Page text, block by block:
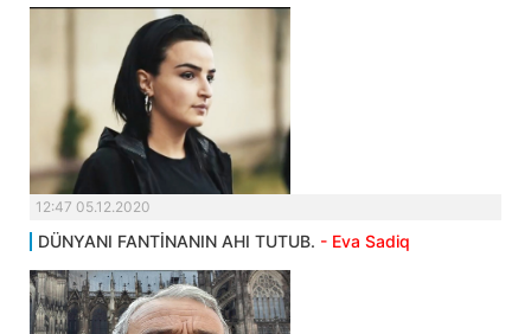
12:47 05.12.2020
DÜNYANI FANTİNANIN AHI TUTUB. - Eva Sadiq